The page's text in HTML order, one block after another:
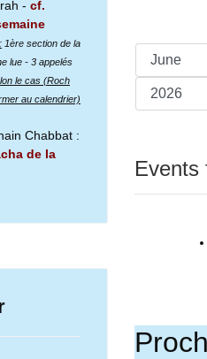
- cf.
1ère section de la
lue - 3 appelés
le cas (Roch
au calendrier)
Chabbat :
de la
Events